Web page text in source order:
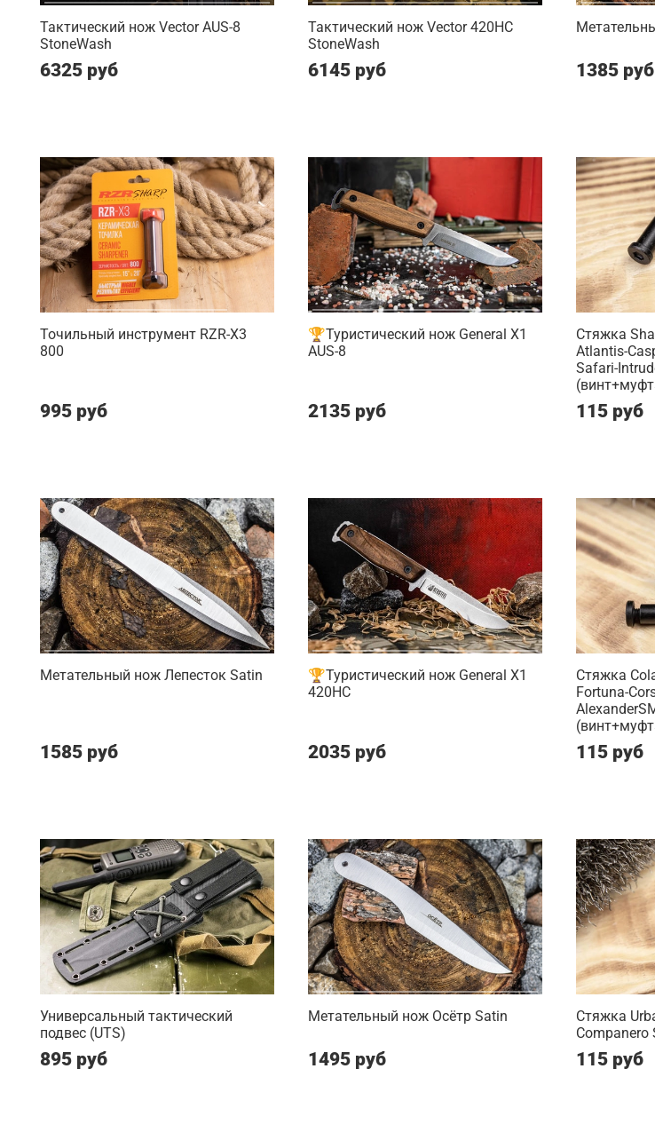
Тактический нож Vector AUS-8
StoneWash
6325 руб
Тактический нож Vector 420HC
StoneWash
6145 руб 1385 руб
Точильный инструмент RZR-X3
800
995 руб
🏆Туристический нож General X1
AUS-8
2135 руб
Стяжка
Atlantis-
Safari-
115 руб
Метательный нож Лепесток Satin
1585 руб
🏆Туристический нож General X1
420HC
2035 руб
Стяжка
Fortuna-
115 руб
Универсальный тактический
подвес (UTS)
895 руб
Метательный нож Осётр Satin
1495 руб
Стяжка
Companero
115 руб